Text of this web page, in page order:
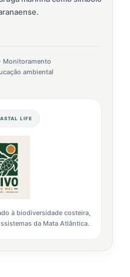
Monitoramento
ambiental
LIFE
à biodiversidade costeira,
da Mata Atlântica.